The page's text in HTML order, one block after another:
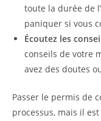
toute la durée de
paniquer si vous
Écoutez les
conseils de votre
avez des doutes
Passer le permis de
processus, mais il